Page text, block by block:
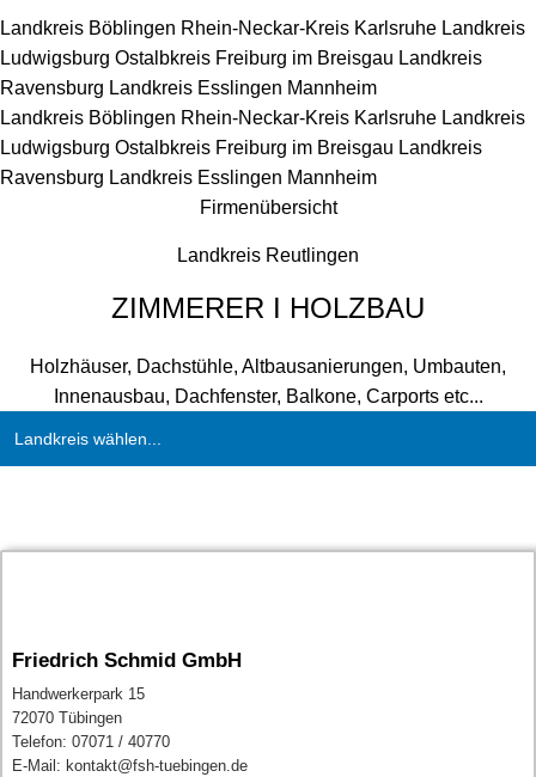
Landkreis Böblingen Rhein-Neckar-Kreis Karlsruhe Landkreis
Ludwigsburg Ostalbkreis Freiburg im Breisgau Landkreis
Ravensburg Landkreis Esslingen Mannheim
Landkreis Böblingen Rhein-Neckar-Kreis Karlsruhe Landkreis
Ludwigsburg Ostalbkreis Freiburg im Breisgau Landkreis
Ravensburg Landkreis Esslingen Mannheim
Firmenübersicht
Landkreis Reutlingen
ZIMMERER I HOLZBAU
Holzhäuser, Dachstühle, Altbausanierungen, Umbauten,
Innenausbau, Dachfenster, Balkone, Carports etc...
Landkreis wählen...
Friedrich Schmid GmbH
Handwerkerpark 15
72070 Tübingen
Telefon: 07071 / 40770
E-Mail: kontakt@fsh-tuebingen.de